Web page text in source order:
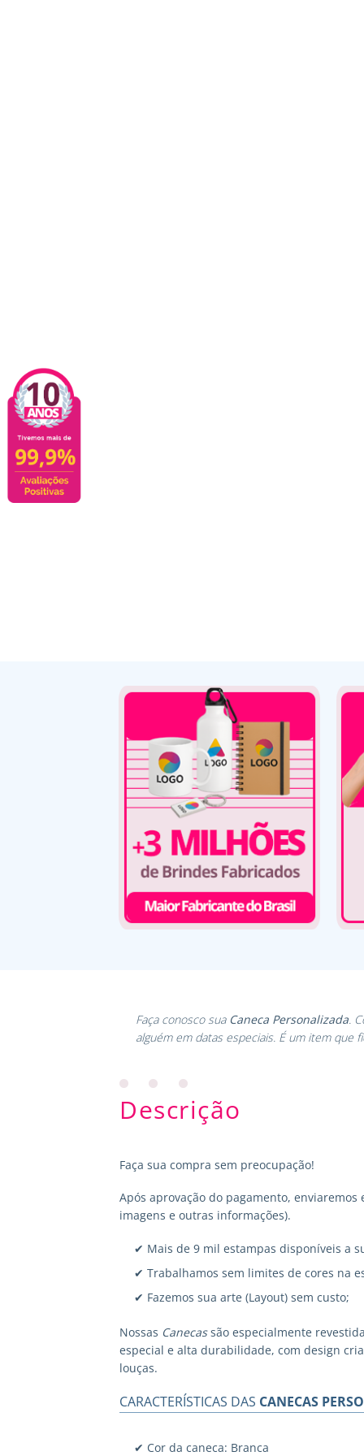
Faça conosco sua Caneca Personalizada.
alguém em datas especiais. É um item que
Descrição
Faça sua compra sem preocupação!
Após aprovação do pagamento,
imagens e outras informações).
✔ Mais de 9 mil estampas disponíveis a
✔ Trabalhamos sem limites de cores na
✔ Fazemos sua arte (Layout) sem custo;
Nossas Canecassão especialmente
especial e alta durabilidade, com design
louças.
CARACTERÍSTICAS DAS CANECAS
✔ Cor da caneca: Branca